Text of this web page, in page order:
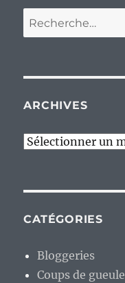
Recherche
pour :
ARCHIVES
Archives
CATÉGORIES
Bloggeries
Coups de gueule